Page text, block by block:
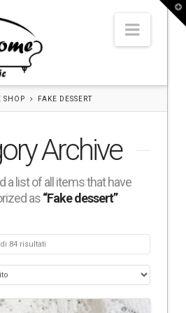
SHOP FAKE DESSERT
Archive
a list of all items that have
as“Fake dessert”
84 risultati